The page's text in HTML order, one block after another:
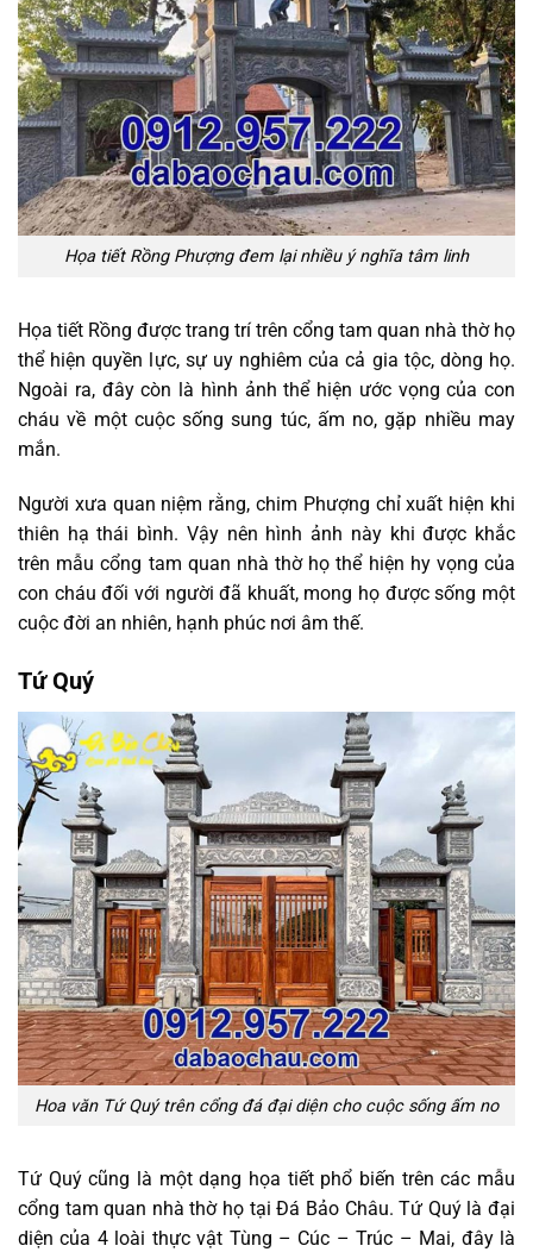
Họa tiết Rồng Phượng đem lại nhiều ý nghĩa tâm linh
Họa tiết Rồng được trang trí trên cổng tam quan nhà thờ họ
thể hiện quyền lực, sự uy nghiêm của cả gia tộc, dòng họ.
Ngoài ra, đây còn là hình ảnh thể hiện ước vọng của con
cháu về một cuộc sống sung túc, ấm no, gặp nhiều may
mắn.
Người xưa quan niệm rằng, chim Phượng chỉ xuất hiện khi
thiên hạ thái bình. Vậy nên hình ảnh này khi được khắc
trên mẫu cổng tam quan nhà thờ họ thể hiện hy vọng của
con cháu đối với người đã khuất, mong họ được sống một
cuộc đời an nhiên, hạnh phúc nơi âm thế.
Tứ Quý
Hoa văn Tứ Quý trên cổng đá đại diện cho cuộc sống ấm no
Tứ Quý cũng là một dạng họa tiết phổ biến trên các mẫu
cổng tam quan nhà thờ họ tại Đá Bảo Châu. Tứ Quý là đại
diện của 4 loài thực vật Tùng – Cúc – Trúc – Mai, đây là